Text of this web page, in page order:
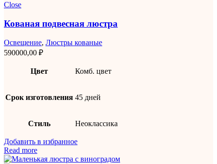
Close
Кованая подвесная люстра
Освещение, Люстры кованые
590000,00 ₽
Цвет Комб. цвет
Срок изготовления 45 дней
Стиль Неоклассика
Добавить в избранное
Read more